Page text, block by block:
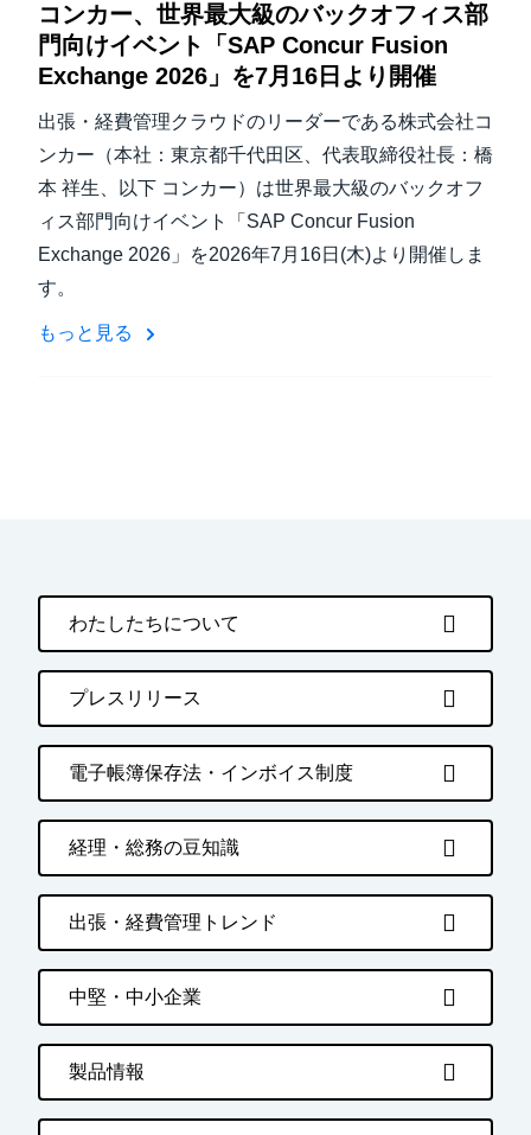
コンカー、世界最大級のバックオフィス部
門向けイベント「SAP Concur Fusion
Exchange 2026」を7月16日より開催
出張・経費管理クラウドのリーダーである株式会社コ
ンカー（本社：東京都千代田区、代表取締役社長：橋
本 祥生、以下 コンカー）は世界最大級のバックオフ
ィス部門向けイベント「SAP Concur Fusion
Exchange 2026」を2026年7月16日(木)より開催しま
す。
もっと見る
わたしたちについて
プレスリリース
電子帳簿保存法・インボイス制度
経理・総務の豆知識
出張・経費管理トレンド
中堅・中小企業
製品情報